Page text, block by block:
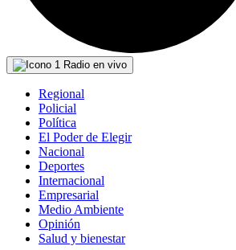
Radio en vivo
Regional
Policial
Política
El Poder de Elegir
Nacional
Deportes
Internacional
Empresarial
Medio Ambiente
Opinión
Salud y bienestar